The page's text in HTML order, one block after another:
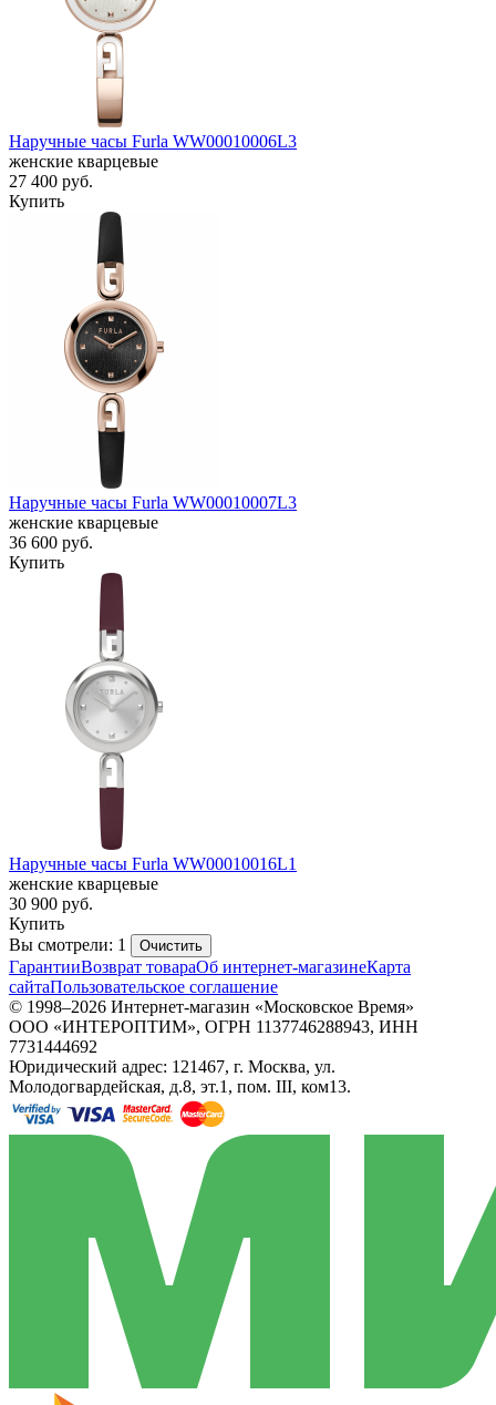
Наручные часы Furla WW00010006L3
женские кварцевые
27 400 руб.
Купить
Наручные часы Furla WW00010007L3
женские кварцевые
36 600 руб.
Купить
Наручные часы Furla WW00010016L1
женские кварцевые
30 900 руб.
Купить
Вы смотрели: 1
Очистить
ГарантииВозврат товараОб интернет-магазинеКарта
сайтаПользовательское соглашение
© 1998–2026 Интернет-магазин «Московское Время»
ООО «ИНТЕРОПТИМ», ОГРН 1137746288943, ИНН
7731444692
Юридический адрес: 121467, г. Москва, ул.
Молодогвардейская, д.8, эт.1, пом. III, ком13.